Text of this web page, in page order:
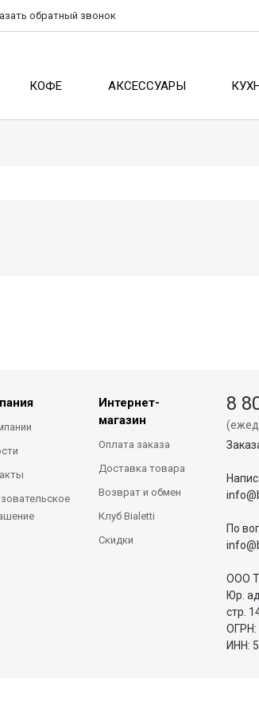
обратный звонок
КОФЕ АКСЕССУАРЫ
Интернет-
магазин
Оплата заказа
Доставка товара
Возврат и обмен
Клуб Bialetti
Скидки
8
По
ООО
Юр.
стр.
ОГРН:
ИНН: